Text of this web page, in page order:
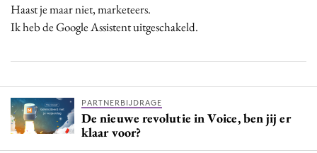
Haast je maar niet, marketeers.
Ik heb de Google Assistent uitgeschakeld.
PARTNERBIJDRAGE
De nieuwe revolutie in Voice, ben jij er
klaar voor?